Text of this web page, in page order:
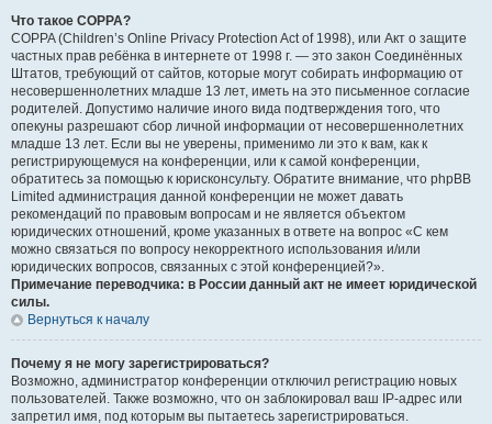
Что такое COPPA?
COPPA (Children’s Online Privacy Protection Act of 1998), или Акт о защите
частных прав ребёнка в интернете от 1998 г. — это закон Соединённых
Штатов, требующий от сайтов, которые могут собирать информацию от
несовершеннолетних младше 13 лет, иметь на это письменное согласие
родителей. Допустимо наличие иного вида подтверждения того, что
опекуны разрешают сбор личной информации от несовершеннолетних
младше 13 лет. Если вы не уверены, применимо ли это к вам, как к
регистрирующемуся на конференции, или к самой конференции,
обратитесь за помощью к юрисконсульту. Обратите внимание, что phpBB
Limited администрация данной конференции не может давать
рекомендаций по правовым вопросам и не является объектом
юридических отношений, кроме указанных в ответе на вопрос «С кем
можно связаться по вопросу некорректного использования и/или
юридических вопросов, связанных с этой конференцией?».
Примечание переводчика: в России данный акт не имеет юридической
силы.
Вернуться к началу
Почему я не могу зарегистрироваться?
Возможно, администратор конференции отключил регистрацию новых
пользователей. Также возможно, что он заблокировал ваш IP-адрес или
запретил имя, под которым вы пытаетесь зарегистрироваться.